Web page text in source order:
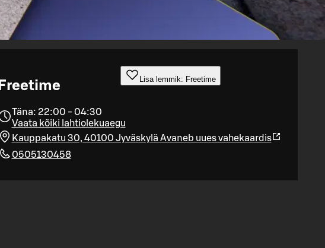
Freetime Lisa lemmik: Freetime
Täna: 22:00 - 04:30
Vaata kõiki lahtiolekuaegu
Kauppakatu 30, 40100 Jyväskylä Avaneb uues vahekaardis
0505130458